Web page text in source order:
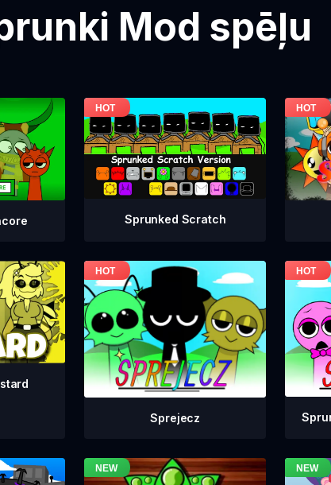
Mod spēļu
Sprunked Scratch
Sprejecz